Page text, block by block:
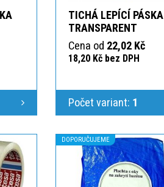
TICHÁ LEPÍCÍ PÁSKA
TRANSPARENT
Cena od 22,02 Kč
18,20 Kč bez DPH
Počet variant: 1
DOPORUČUJEME